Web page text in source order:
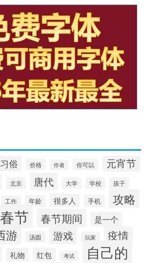
习俗 价格 作者 你可以 元宵节
北京 唐代 大学 学校 孩子
工作 年龄 很多人 手机 攻略
春节 春节期间 是一个
游 汤圆 游戏 玩家 疫情
礼物 红包 考试 自己的